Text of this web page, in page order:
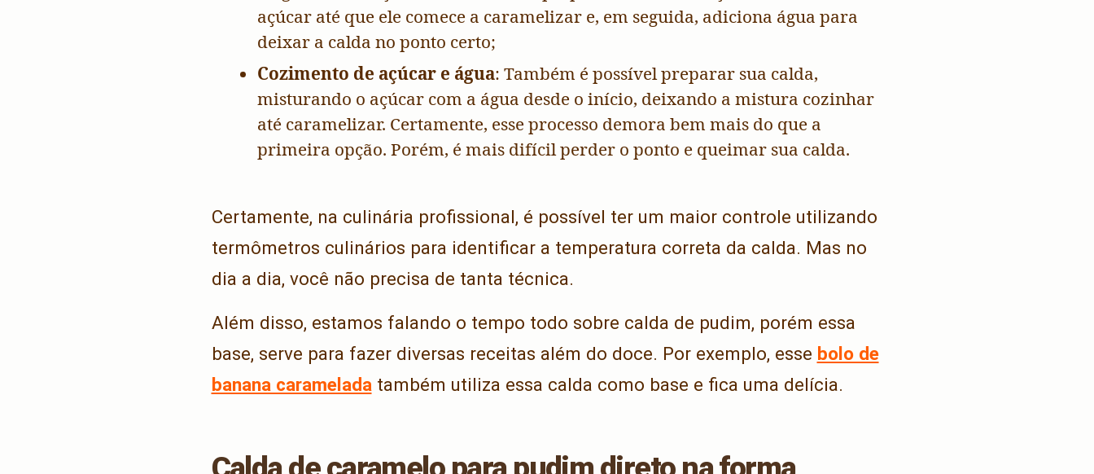
açúcar até que ele comece a caramelizar e, em seguida, adiciona água para
deixar a calda no ponto certo;
Cozimento de açúcar e água: Também é possível preparar sua calda,
misturando o açúcar com a água desde o início, deixando a mistura cozinhar
até caramelizar. Certamente, esse processo demora bem mais do que a
primeira opção. Porém, é mais difícil perder o ponto e queimar sua calda.
Certamente, na culinária profissional, é possível ter um maior controle utilizando
termômetros culinários para identificar a temperatura correta da calda. Mas no
dia a dia, você não precisa de tanta técnica.
Além disso, estamos falando o tempo todo sobre calda de pudim, porém essa
base, serve para fazer diversas receitas além do doce. Por exemplo, esse bolo de
banana caramelada também utiliza essa calda como base e fica uma delícia.